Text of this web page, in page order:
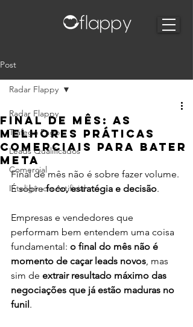
Post
Radar Flappy
Tráfego Pago
Leads Qualificados
Comercial
Inteligência Artificial
Radar Flappy
Final de mês: as
melhores práticas
comerciais para bater
meta
Final de mês não é sobre fazer volume.
É sobre foco, estratégia e decisão.
Empresas e vendedores que
performam bem entendem uma coisa
fundamental: o final do mês não é
momento de caçar leads novos, mas
sim de extrair resultado máximo das
negociações que já estão maduras no
funil.